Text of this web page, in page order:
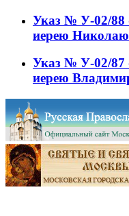
Указ № У-02/88
иерею Николаю
Указ № У-02/87
иерею